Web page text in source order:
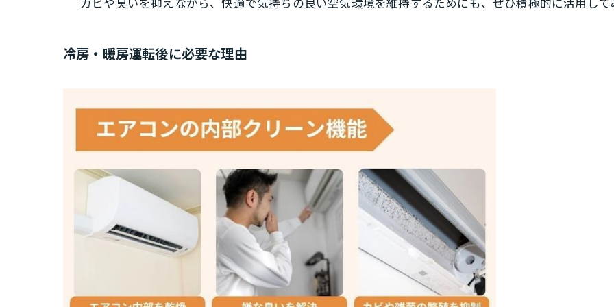
カビや臭いを抑えながら、快適で気持ちの良い空気環境を維持するためにも、ぜひ積極的に活用して
冷房・暖房運転後に必要な理由